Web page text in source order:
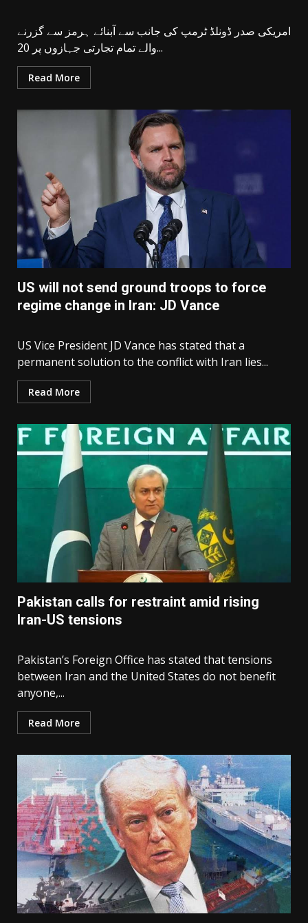
امریکی صدر ڈونلڈ ٹرمپ کی جانب سے آبنائے ہرمز سے گزرنے
والے تمام تجارتی جہازوں پر 20...
Read More
US will not send ground troops to force
regime change in Iran: JD Vance
US Vice President JD Vance has stated that a
permanent solution to the conflict with Iran lies...
Read More
Pakistan calls for restraint amid rising
Iran-US tensions
Pakistan’s Foreign Office has stated that tensions
between Iran and the United States do not benefit
anyone,...
Read More